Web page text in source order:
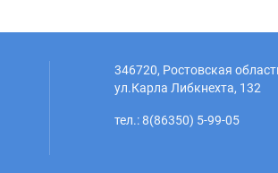
346720, Ростовская
ул.Карла Либкнехта, 132
тел.: 8(86350) 5-99-05